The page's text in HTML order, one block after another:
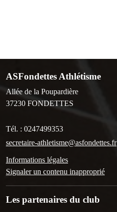
ASFondettes Athlétisme
Allée de la Poupardière
37230 FONDETTES
Tél. : 0247499353
secretaire-athletisme@asfondettes.fr
Informations légales
Signaler un contenu inapproprié
Les partenaires du club